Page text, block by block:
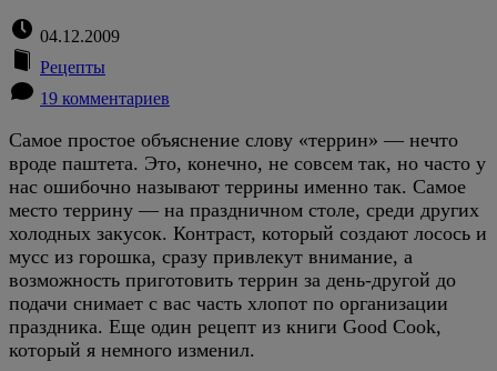
04.12.2009
Рецепты
19 комментариев
Самое простое объяснение слову «террин» — нечто
вроде паштета. Это, конечно, не совсем так, но часто у
нас ошибочно называют террины именно так. Самое
место террину — на праздничном столе, среди других
холодных закусок. Контраст, который создают лосось и
мусс из горошка, сразу привлекут внимание, а
возможность приготовить террин за день-другой до
подачи снимает с вас часть хлопот по организации
праздника. Еще один рецепт из книги Good Cook,
который я немного изменил.